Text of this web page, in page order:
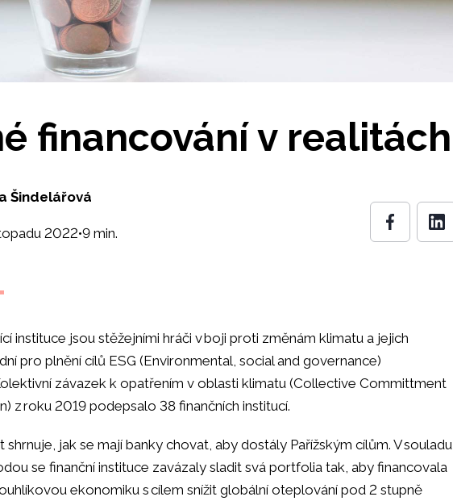
financování v realitách
Šindelářová
2022•9 min.
instituce jsou stěžejními hráči v boji proti změnám klimatu a jejich
pro plnění cílů ESG (Environmental, social and governance)
závazek k opatřením v oblasti klimatu (Collective Committment
z roku 2019 podepsalo 38 finančních institucí.
jak se mají banky chovat, aby dostály Pařížským cílům. V souladu
se finanční instituce zavázaly sladit svá portfolia tak, aby financovala
ekonomiku s cílem snížit globální oteplování pod 2 stupně